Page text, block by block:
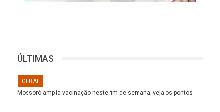
ÚLTIMAS
GERAL
Mossoró amplia vacinação neste fim de semana; veja os pontos